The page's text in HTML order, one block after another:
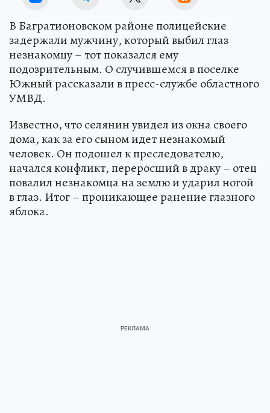
В Багратионовском районе полицейские
задержали мужчину, который выбил глаз
незнакомцу – тот показался ему
подозрительным. О случившемся в поселке
Южный рассказали в пресс-службе областного
УМВД.
Известно, что селянин увидел из окна своего
дома, как за его сыном идет незнакомый
человек. Он подошел к преследователю,
начался конфликт, переросший в драку – отец
повалил незнакомца на землю и ударил ногой
в глаз. Итог – проникающее ранение глазного
яблока.